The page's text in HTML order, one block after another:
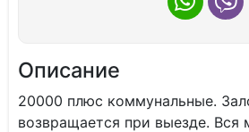
Описание
20000 плюс коммунальные.
возвращается при выезде. Вся